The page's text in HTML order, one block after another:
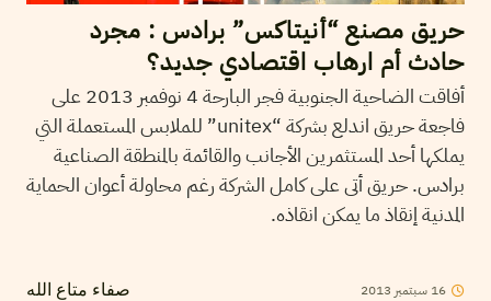
حريق مصنع “أنيتاكس” برادس : مجرد
حادث أم ارهاب اقتصادي جديد؟
أفاقت الضاحية الجنوبية فجر البارحة 4 نوفمبر 2013 على
فاجعة حريق اندلع بشركة “unitex” للملابس المستعملة التي
يملكها أحد المستثمرين الأجانب والقائمة بالمنطقة الصناعية
برادس. حريق أتى على كامل الشركة رغم محاولة أعوان الحماية
المدنية إنقاذ ما يمكن انقاذه.
صفاء متاع الله 16 سبتمبر 2013